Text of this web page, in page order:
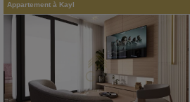
Appartement à Kayl